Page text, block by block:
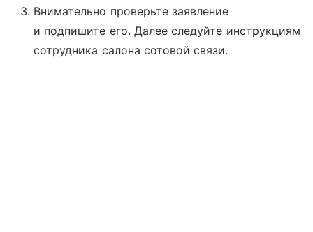
Внимательно проверьте заявление
и подпишите его. Далее следуйте инструкциям
сотрудника салона сотовой связи.